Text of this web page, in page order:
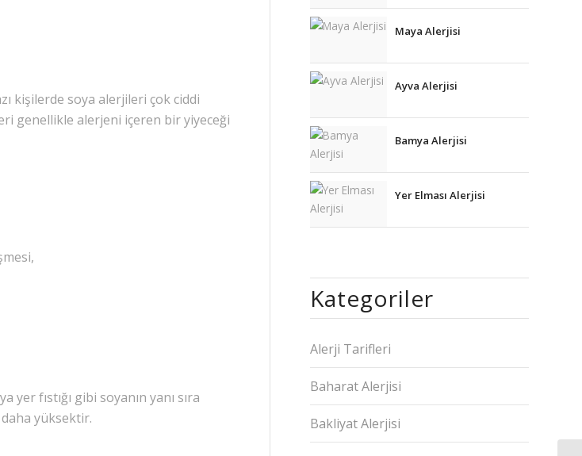
kişilerde soya alerjileri çok ciddi
genellikle alerjeni içeren bir yiyeceği
fıstığı gibi soyanın yanı sıra
yüksektir.
Maya Alerjisi
Ayva Alerjisi
Bamya Alerjisi
Yer Elması Alerjisi
Kategoriler
Alerji Tarifleri
Baharat Alerjisi
Bakliyat Alerjisi